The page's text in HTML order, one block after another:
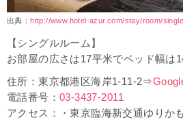
出典：http://www.hotel-azur.com/stay/room/
【シングルルーム】
お部屋の広さは17平米でベッド幅は
住所：東京都港区海岸1-11-2⇒
電話番号： 03-3437-2011
アクセス：・東京臨海新交通ゆりか